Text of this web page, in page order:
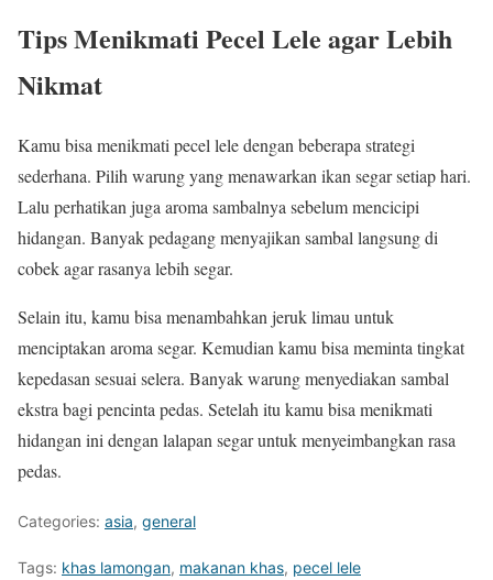
Tips Menikmati Pecel Lele agar Lebih
Nikmat
Kamu bisa menikmati pecel lele dengan beberapa strategi
sederhana. Pilih warung yang menawarkan ikan segar setiap hari.
Lalu perhatikan juga aroma sambalnya sebelum mencicipi
hidangan. Banyak pedagang menyajikan sambal langsung di
cobek agar rasanya lebih segar.
Selain itu, kamu bisa menambahkan jeruk limau untuk
menciptakan aroma segar. Kemudian kamu bisa meminta tingkat
kepedasan sesuai selera. Banyak warung menyediakan sambal
ekstra bagi pencinta pedas. Setelah itu kamu bisa menikmati
hidangan ini dengan lalapan segar untuk menyeimbangkan rasa
pedas.
Categories: asia, general
Tags: khas lamongan, makanan khas, pecel lele